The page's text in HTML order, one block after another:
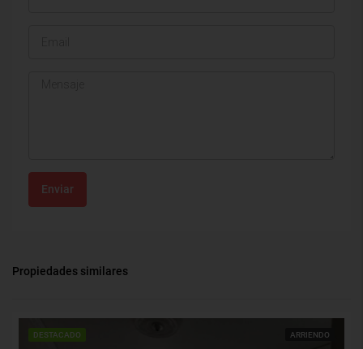
Enviar
Propiedades similares
DESTACADO ARRIENDO